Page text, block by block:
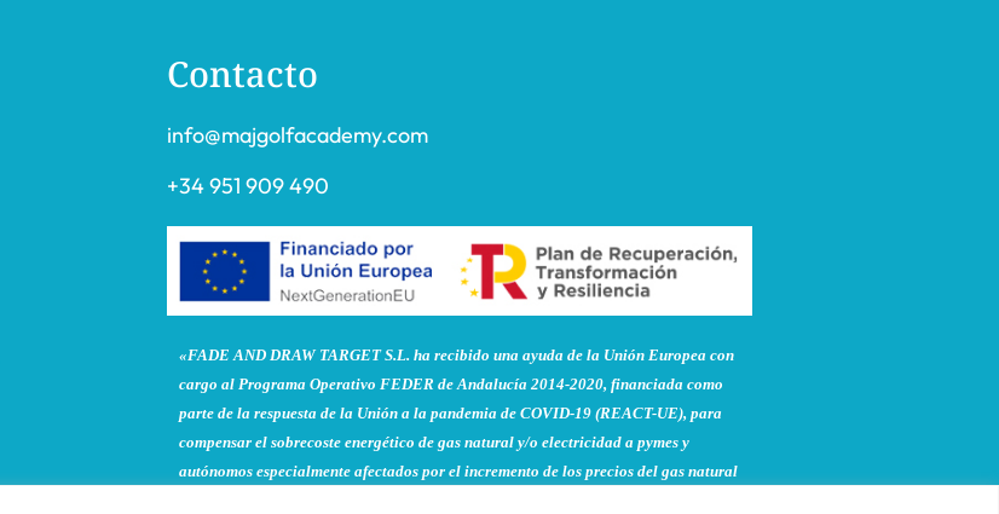
Contacto
info@majgolfacademy.com
+34 951 909 490
«FADE AND DRAW TARGET S.L. ha recibido una ayuda de la Unión Europea con
cargo al Programa Operativo FEDER de Andalucía 2014-2020, financiada como
parte de la respuesta de la Unión a la pandemia de COVID-19 (REACT-UE), para
compensar el sobrecoste energético de gas natural y/o electricidad a pymes y
autónomos especialmente afectados por el incremento de los precios del gas natural